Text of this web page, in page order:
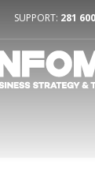
SUPPORT: 281